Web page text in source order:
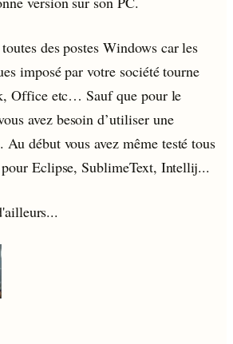
des postes Windows car les
imposé par votre société tourne
Office etc… Sauf que pour le
avez besoin d’utiliser une
début vous avez même testé tous
Eclipse, SublimeText, Intellij...